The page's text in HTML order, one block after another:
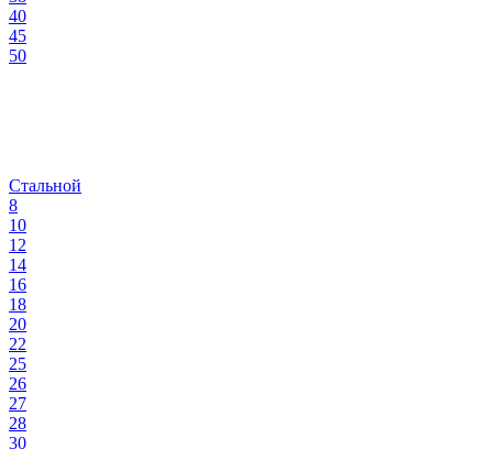
40
45
50
Стальной
8
10
12
14
16
18
20
22
25
26
27
28
30